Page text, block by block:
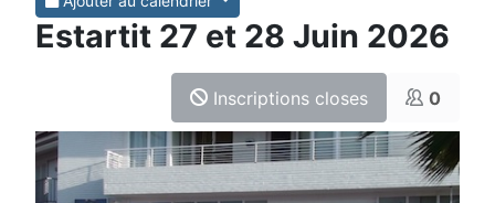
Estartit 27 et 28 Juin 2026
Inscriptions closes 0